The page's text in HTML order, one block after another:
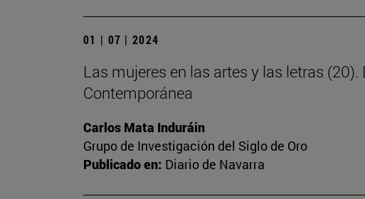
01 | 07 | 2024
Las mujeres en las artes y las letras
Contemporánea
Carlos Mata Induráin
Grupo de Investigación del Siglo de Oro
Publicado en: Diario de Navarra